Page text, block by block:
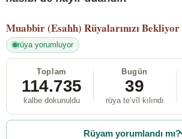
Muabbir (Esahh) Rüyalarınızı Bekliyor
rüya yorumluyor
Toplam
114.735
kalbe dokunuldu
Bugün
39
rüya te’vîl kılındı
Rüyam yorumlandı mı?